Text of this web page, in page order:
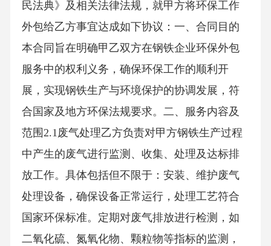
民法典》及相关法律法规，就甲方将环保工作
外包给乙方事宜达成如下协议：一、合同目的
本合同旨在明确甲乙双方在钢铁企业环保外包
服务中的权利义务，确保环保工作的顺利开
展，实现钢铁生产与环境保护的协调发展，符
合国家及地方环保法规要求。二、服务内容及
范围2.1废气处理乙方负责对甲方钢铁生产过程
中产生的废气进行监测、收集、处理及达标排
放工作。具体包括但不限于：安装、维护废气
处理设备，确保设备正常运行，处理工艺符合
国家环保标准。定期对废气排放进行检测，如
二氧化硫、氮氧化物、颗粒物等指标的监测，